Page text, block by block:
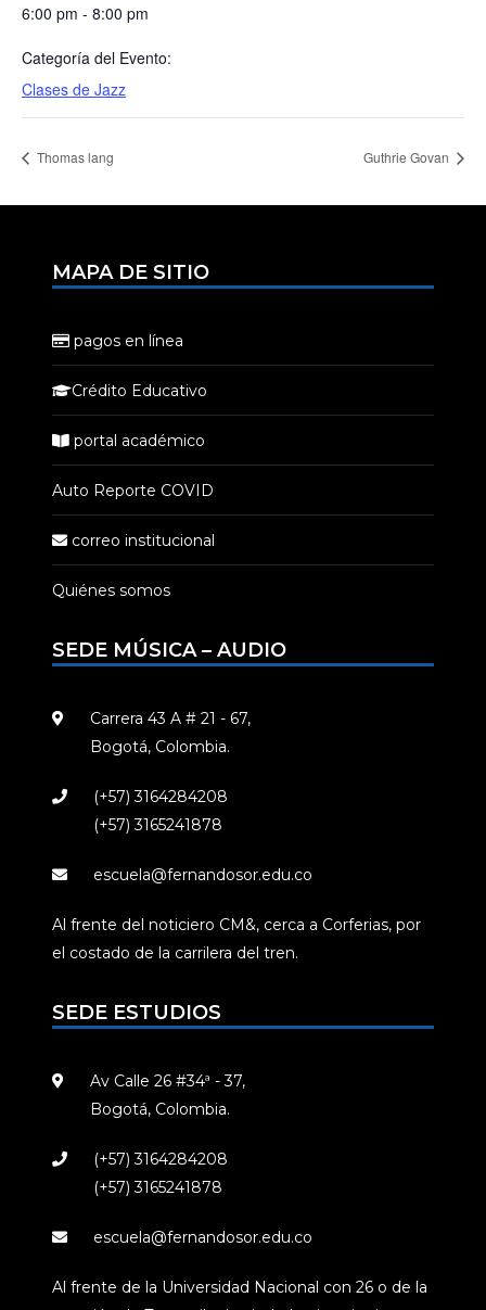
6:00 pm - 8:00 pm
Categoría del Evento:
Clases de Jazz
Thomas lang Guthrie Govan
MAPA DE SITIO
pagos en línea
Crédito Educativo
portal académico
Auto Reporte COVID
correo institucional
Quiénes somos
SEDE MÚSICA – AUDIO
Carrera 43 A # 21 - 67,
Bogotá, Colombia.
(+57) 3164284208
(+57) 3165241878
escuela@fernandosor.edu.co
Al frente del noticiero CM&, cerca a Corferias, por
el costado de la carrilera del tren.
SEDE ESTUDIOS
Av Calle 26 #34ª - 37,
Bogotá, Colombia.
(+57) 3164284208
(+57) 3165241878
escuela@fernandosor.edu.co
Al frente de la Universidad Nacional con 26 o de la